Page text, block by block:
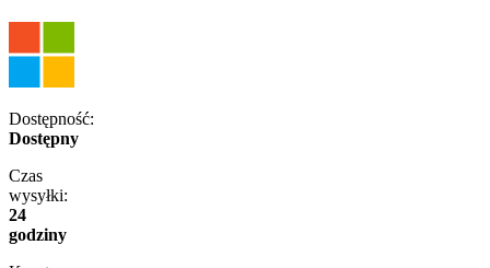
Dostępność:
Dostępny
Czas
wysyłki:
24
godziny